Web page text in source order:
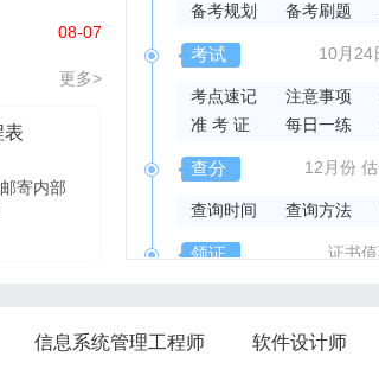
08-07
更多>
表
寄内部
2026年系规内部辅导资料
报班免费邮寄辅导资料
信管网精心组编资料
备考规划
备考刷题
考试 10月24
考点速记 注意事项
准 考 证
每日一练
查分 12月份
查询时间 查询方法
领证 证书
信息系统管理工程师 软件设计师